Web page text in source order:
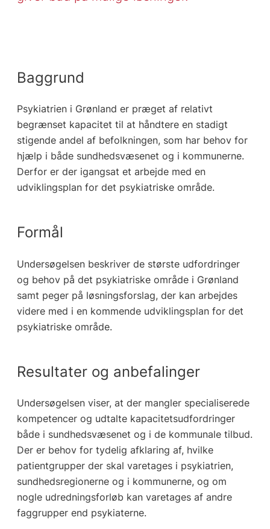
Baggrund
Psykiatrien i Grønland er præget af relativt
begrænset kapacitet til at håndtere en stadigt
stigende andel af befolkningen, som har behov for
hjælp i både sundhedsvæsenet og i kommunerne.
Derfor er der igangsat et arbejde med en
udviklingsplan for det psykiatriske område.
Formål
Undersøgelsen beskriver de største udfordringer
og behov på det psykiatriske område i Grønland
samt peger på løsningsforslag, der kan arbejdes
videre med i en kommende udviklingsplan for det
psykiatriske område.
Resultater og anbefalinger
Undersøgelsen viser, at der mangler specialiserede
kompetencer og udtalte kapacitetsudfordringer
både i sundhedsvæsenet og i de kommunale tilbud.
Der er behov for tydelig afklaring af, hvilke
patientgrupper der skal varetages i psykiatrien,
sundhedsregionerne og i kommunerne, og om
nogle udredningsforløb kan varetages af andre
faggrupper end psykiaterne.